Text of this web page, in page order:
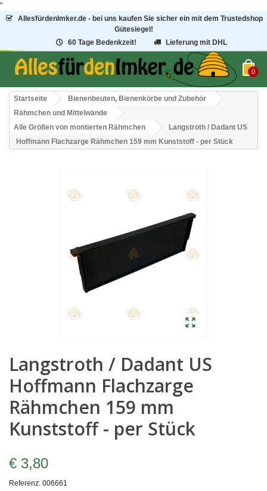
"
AllesfürdenImker.de - bei uns kaufen Sie sicher ein mit dem Trustedshop
Gütesiegel!
60 Tage Bedenkzeit!
Lieferung mit DHL
0
Startseite
Bienenbeuten, Bienenkörbe und Zubehör
Rähmchen und Mittelwände
Alle Größen von montierten Rähmchen
Langstroth / Dadant US
Hoffmann Flachzarge Rähmchen 159 mm Kunststoff - per Stück
Langstroth / Dadant US
Hoffmann Flachzarge
Rähmchen 159 mm
Kunststoff - per Stück
€ 3,80
Referenz: 006661